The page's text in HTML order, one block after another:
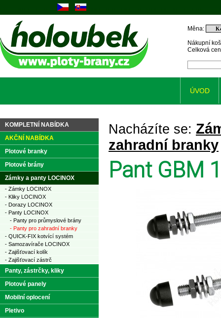
Nacházíte se:
zahradní branky
Pant GBM
KOMPLETNÍ NABÍDKA
AKČNÍ NABÍDKA
Plotové branky
Plotové brány
Zámky a panty LOCINOX
- Zámky LOCINOX
- Kliky LOCINOX
- Dorazy LOCINOX
- Panty LOCINOX
- Panty pro průmyslové brány
- Panty pro zahradní branky
- QUICK-FIX kotvící systém
- Samozavírače LOCINOX
- Zajišťovací kolík
- Zajišťovací zástrč
Panty, zástrčky, kliky
Plotové panely
Mobilní oplocení
Pletivo
Nákupní
Celková
Měna:
ÚVOD